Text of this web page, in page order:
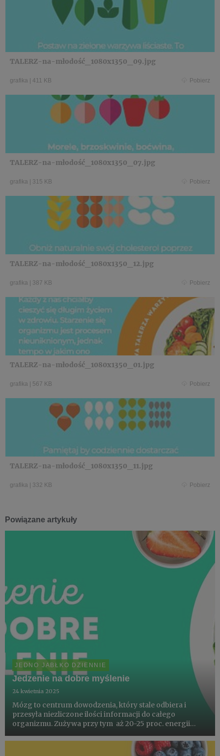
TALERZ-na-młodość_1080x1350_09.jpg
grafika 411 KB Pobierz
TALERZ-na-młodość_1080x1350_07.jpg
grafika 315 KB Pobierz
TALERZ-na-młodość_1080x1350_12.jpg
grafika 387 KB Pobierz
TALERZ-na-młodość_1080x1350_01.jpg
grafika 567 KB Pobierz
TALERZ-na-młodość_1080x1350_11.jpg
grafika 332 KB Pobierz
Powiązane artykuły
JEDNO JABŁKO DZIENNIE
Jedzenie na dobre myślenie
24 kwietnia 2025
Mózg to centrum dowodzenia, który stale odbiera i
przesyła niezliczone ilości informacji do całego
organizmu. Zużywa przy tym aż 20-25 proc. energii
jest glukoza. Nie oznacza to jednak, że spożywanie cukru